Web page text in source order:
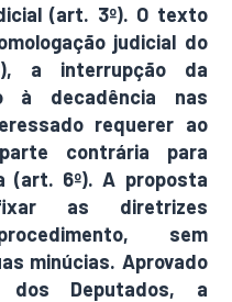
(art. 3º). O texto
judicial do
a interrupção da
à decadência nas
requerer ao
contrária para
(art. 6º). A proposta
as diretrizes
sem
minúcias. Aprovado
Deputados, a